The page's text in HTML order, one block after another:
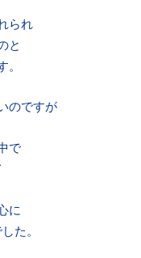
られ
と
。
のですが
で
に
た。